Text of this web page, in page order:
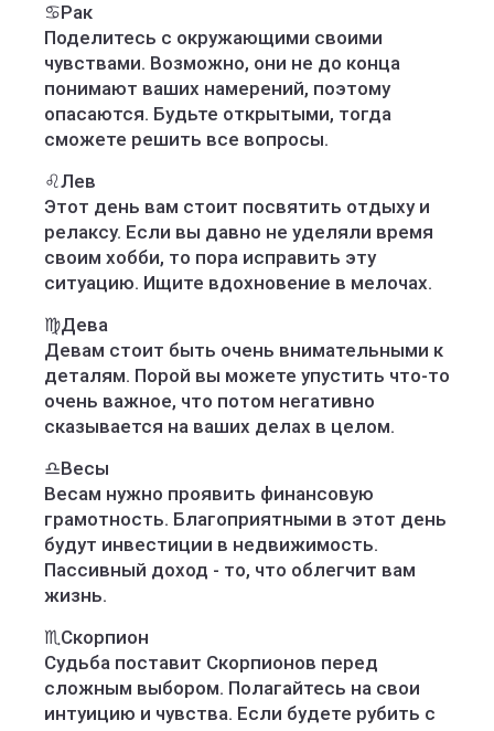
♋️Рак
Поделитесь с окружающими своими
чувствами. Возможно, они не до конца
понимают ваших намерений, поэтому
опасаются. Будьте открытыми, тогда
сможете решить все вопросы.
♌️Лев
Этот день вам стоит посвятить отдыху и
релаксу. Если вы давно не уделяли время
своим хобби, то пора исправить эту
ситуацию. Ищите вдохновение в мелочах.
♍️Дева
Девам стоит быть очень внимательными к
деталям. Порой вы можете упустить что-то
очень важное, что потом негативно
сказывается на ваших делах в целом.
♎️Весы
Весам нужно проявить финансовую
грамотность. Благоприятными в этот день
будут инвестиции в недвижимость.
Пассивный доход - то, что облегчит вам
жизнь.
♏️Скорпион
Судьба поставит Скорпионов перед
сложным выбором. Полагайтесь на свои
интуицию и чувства. Если будете рубить с